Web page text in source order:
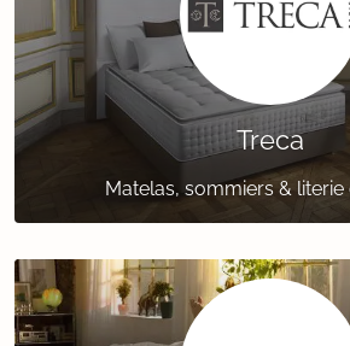
Treca
Matelas, sommiers &